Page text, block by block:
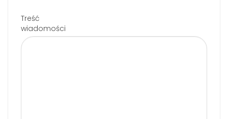
Treść
wiadomości